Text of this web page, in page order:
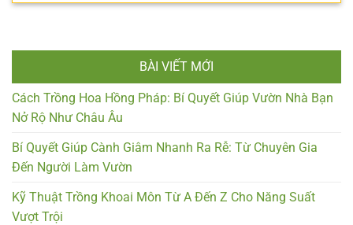
BÀI VIẾT MỚI
Cách Trồng Hoa Hồng Pháp: Bí Quyết Giúp Vườn Nhà Bạn
Nở Rộ Như Châu Âu
Bí Quyết Giúp Cành Giâm Nhanh Ra Rễ: Từ Chuyên Gia
Đến Người Làm Vườn
Kỹ Thuật Trồng Khoai Môn Từ A Đến Z Cho Năng Suất
Vượt Trội